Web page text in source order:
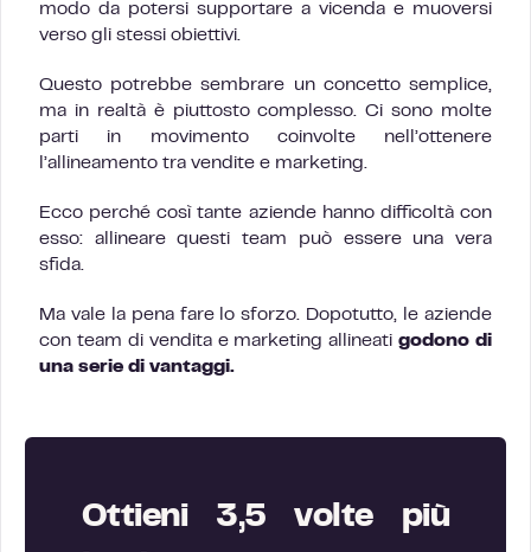
modo da potersi supportare a vicenda e muoversi
verso gli stessi obiettivi.
Questo potrebbe sembrare un concetto semplice,
ma in realtà è piuttosto complesso. Ci sono molte
parti in movimento coinvolte nell’ottenere
l’allineamento tra vendite e marketing.
Ecco perché così tante aziende hanno difficoltà con
esso: allineare questi team può essere una vera
sfida.
Ma vale la pena fare lo sforzo. Dopotutto, le aziende
con team di vendita e marketing allineatigodono di
una serie di vantaggi.
Ottieni 3,5 volte più